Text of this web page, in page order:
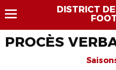
DISTRICT
PROCÈS